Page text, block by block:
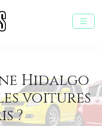
Hidalgo
voitures
?